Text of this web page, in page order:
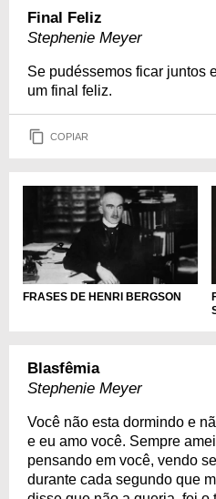
Final Feliz
Stephenie Meyer
Se pudéssemos ficar juntos
um final feliz.
COPIAR
FRASES DE HENRI BERGSON
Blasfêmia
Stephenie Meyer
Você não esta dormindo e
e eu amo você. Sempre
pensando em você, vendo
durante cada segundo que